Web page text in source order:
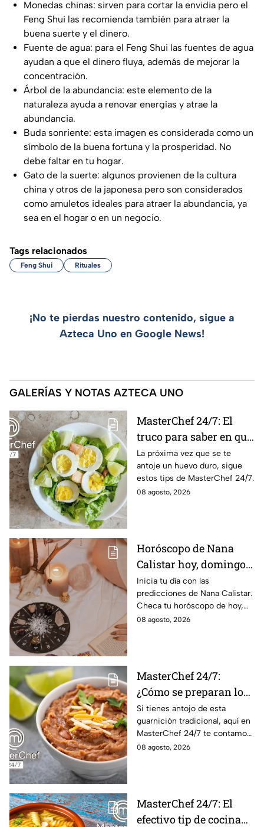
Monedas chinas: sirven para cortar la envidia pero el
Feng Shui las recomienda también para atraer la
buena suerte y el dinero.
Fuente de agua: para el Feng Shui las fuentes de agua
ayudan a que el dinero fluya, además de mejorar la
concentración.
Árbol de la abundancia: este elemento de la
naturaleza ayuda a renovar energías y atrae la
abundancia.
Buda sonriente: esta imagen es considerada como un
símbolo de la buena fortuna y la prosperidad. No
debe faltar en tu hogar.
Gato de la suerte: algunos provienen de la cultura
china y otros de la japonesa pero son considerados
como amuletos ideales para atraer la abundancia, ya
sea en el hogar o en un negocio.
Tags relacionados
Feng Shui Rituales
¡No te pierdas nuestro contenido, sigue a
Azteca Uno en Google News!
GALERÍAS Y NOTAS AZTECA UNO
MasterChef 24/7: El
truco para saber en qué
momento está listo un
huevo cocido
La próxima vez que se te
antoje un huevo duro, sigue
estos tips de MasterChef 24/7.
08 agosto, 2026
Horóscopo de Nana
Calistar hoy, domingo 9
de agosto: estos signos
tendrán ingresos extra
Inicia tu día con las
predicciones de Nana Calistar.
Checa tu horóscopo de hoy,
domingo 9 de agosto, y
08 agosto, 2026
MasterChef 24/7:
¿Cómo se preparan los
frijoles puercos estilo
Sonora?
Si tienes antojo de esta
guarnición tradicional, aquí en
MasterChef 24/7 te contamos
la receta.
08 agosto, 2026
MasterChef 24/7: El
efectivo tip de cocina